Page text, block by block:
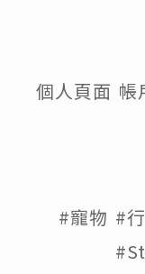
個人頁面 帳
#寵物 #